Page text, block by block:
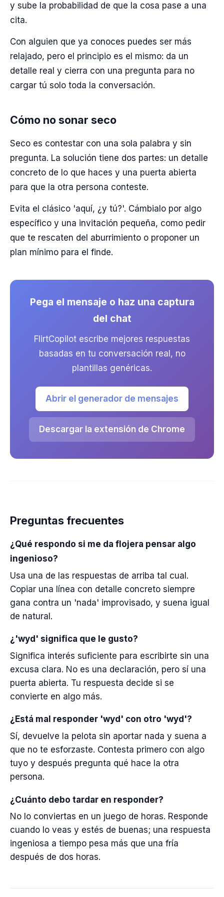
y sube la probabilidad de que la cosa pase a una
cita.
Con alguien que ya conoces puedes ser más
relajado, pero el principio es el mismo: da un
detalle real y cierra con una pregunta para no
cargar tú solo toda la conversación.
Cómo no sonar seco
Seco es contestar con una sola palabra y sin
pregunta. La solución tiene dos partes: un detalle
concreto de lo que haces y una puerta abierta
para que la otra persona conteste.
Evita el clásico 'aquí, ¿y tú?'. Cámbialo por algo
específico y una invitación pequeña, como pedir
que te rescaten del aburrimiento o proponer un
plan mínimo para el finde.
Pega el mensaje o haz una captura
del chat
FlirtCopilot escribe mejores respuestas
basadas en tu conversación real, no
plantillas genéricas.
Abrir el generador de mensajes
Descargar la extensión de Chrome
Preguntas frecuentes
¿Qué respondo si me da flojera pensar algo
ingenioso?
Usa una de las respuestas de arriba tal cual.
Copiar una línea con detalle concreto siempre
gana contra un 'nada' improvisado, y suena igual
de natural.
¿'wyd' significa que le gusto?
Significa interés suficiente para escribirte sin una
excusa clara. No es una declaración, pero sí una
puerta abierta. Tu respuesta decide si se
convierte en algo más.
¿Está mal responder 'wyd' con otro 'wyd'?
Sí, devuelve la pelota sin aportar nada y suena a
que no te esforzaste. Contesta primero con algo
tuyo y después pregunta qué hace la otra
persona.
¿Cuánto debo tardar en responder?
No lo conviertas en un juego de horas. Responde
cuando lo veas y estés de buenas; una respuesta
ingeniosa a tiempo pesa más que una fría
después de dos horas.